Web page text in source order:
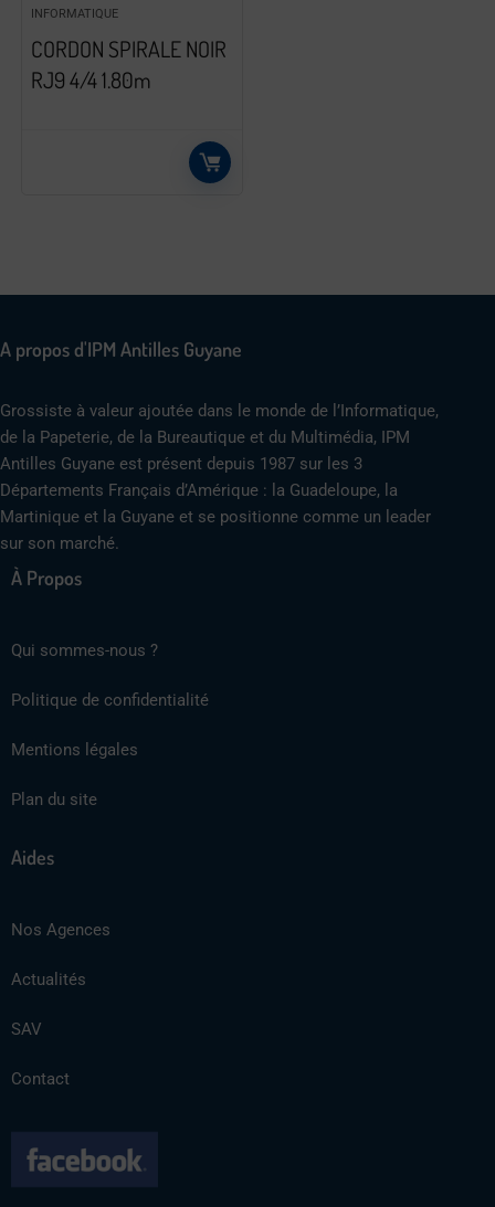
INFORMATIQUE
CORDON SPIRALE NOIR
RJ9 4/4 1.80m
A propos d'IPM Antilles Guyane
Grossiste à valeur ajoutée dans le monde de l’Informatique,
de la Papeterie, de la Bureautique et du Multimédia, IPM
Antilles Guyane est présent depuis 1987 sur les 3
Départements Français d’Amérique : la Guadeloupe, la
Martinique et la Guyane et se positionne comme un leader
sur son marché.
À Propos
Qui sommes-nous ?
Politique de confidentialité
Mentions légales
Plan du site
Aides
Nos Agences
Actualités
SAV
Contact